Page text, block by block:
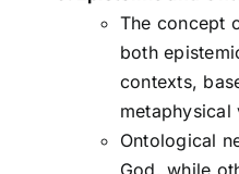
The concept
both
contexts,
metaphysical
Ontological